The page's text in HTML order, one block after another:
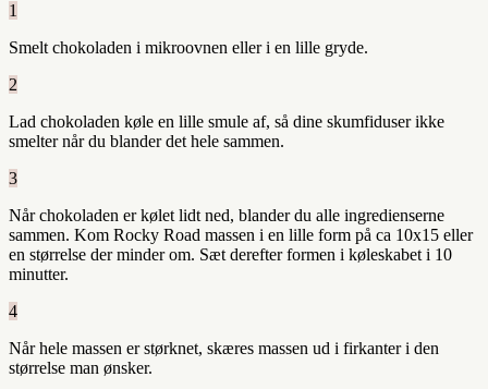
1
Smelt chokoladen i mikroovnen eller i en lille gryde.
2
Lad chokoladen køle en lille smule af, så dine skumfiduser ikke
smelter når du blander det hele sammen.
3
Når chokoladen er kølet lidt ned, blander du alle ingredienserne
sammen. Kom Rocky Road massen i en lille form på ca 10x15 eller
en størrelse der minder om. Sæt derefter formen i køleskabet i 10
minutter.
4
Når hele massen er størknet, skæres massen ud i firkanter i den
størrelse man ønsker.